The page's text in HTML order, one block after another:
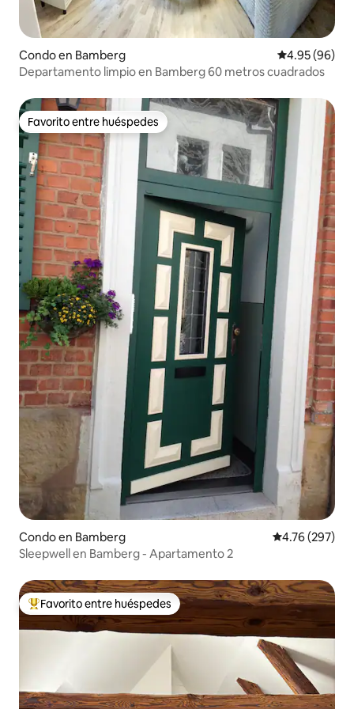
Condo en Bamberg Calificación
4.95 (96)
Departamento limpio en Bamberg 60 metros cuadrados
Favorito entre huéspedes
Favorito entre huéspedes
Condo en Bamberg Calificación
4.76 (297)
Sleepwell en Bamberg - Apartamento 2
Favorito entre huéspedes preferido
Favorito entre huéspedes